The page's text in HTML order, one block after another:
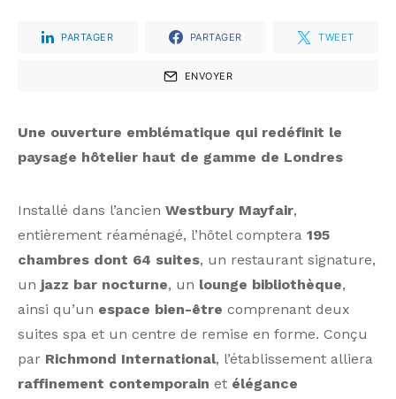
PARTAGER PARTAGER TWEET
ENVOYER
Une ouverture emblématique qui redéfinit le
paysage hôtelier haut de gamme de Londres
Installé dans l’ancien Westbury Mayfair,
entièrement réaménagé, l’hôtel comptera 195
chambres dont 64 suites, un restaurant signature,
un jazz bar nocturne, un lounge bibliothèque,
ainsi qu’un espace bien-être comprenant deux
suites spa et un centre de remise en forme. Conçu
par Richmond International, l’établissement alliera
raffinement contemporain et élégance